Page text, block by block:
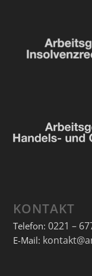
KONTAKT
Telefon: 0221 –
E-Mail: